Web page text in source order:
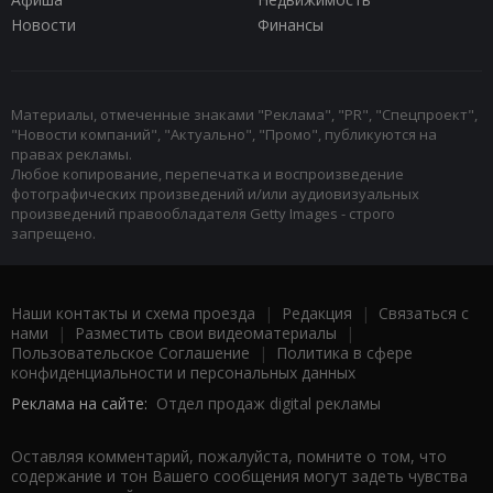
Новости
Финансы
Материалы, отмеченные знаками "Реклама", "PR", "Спецпроект",
"Новости компаний", "Актуально", "Промо", публикуются на
правах рекламы.
Любое копирование, перепечатка и воспроизведение
фотографических произведений и/или аудиовизуальных
произведений правообладателя Getty Images - строго
запрещено.
Наши контакты и схема проезда | Редакция | Связаться с
нами | Разместить свои видеоматериалы |
Пользовательское Соглашение |
Политика в сфере
конфиденциальности и персональных данных
Реклама на сайте: Отдел продаж digital рекламы
Оставляя комментарий, пожалуйста, помните о том, что
содержание и тон Вашего сообщения могут задеть чувства